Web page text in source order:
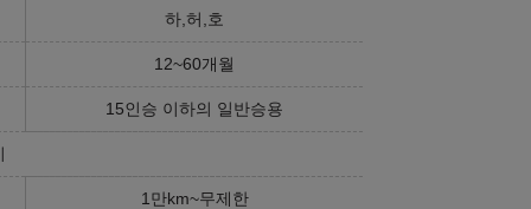
하,허,호
12~60개월
15인승 이하의 일반승용
1만km~무제한